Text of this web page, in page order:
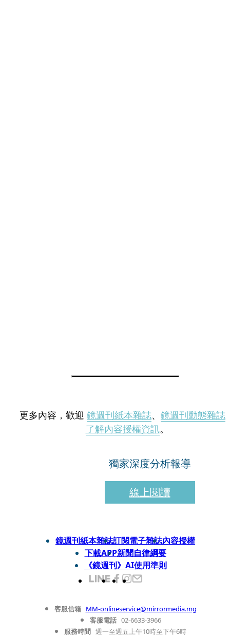
更多內容，歡迎 鏡週刊紙本雜誌、 鏡週刊動態雜誌
了解內容授權資訊。
獨家深度分析報導
線上閱讀
鏡週刊紙本雜誌訂閱電子雜誌內容授權
下載APP新聞自律綱要
《鏡週刊》AI使用準則
客服信箱 MM-onlineservice@mirrormedia.mg
客服電話 02-6633-3966
服務時間 週一至週五上午10時至下午6時